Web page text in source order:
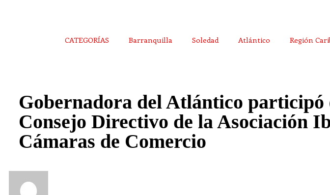
CATEGORÍAS Barranquilla Soledad Atlántico Región
Gobernadora del Atlántico participó
Consejo Directivo de la Asociación
Cámaras de Comercio